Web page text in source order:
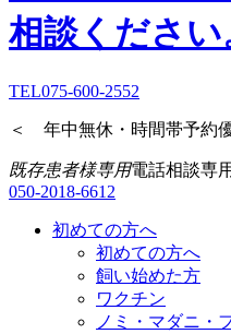
TEL075-600-2552
＜ 年中無休・時間帯予約
既存患者様専用電話相談専
050-2018-6612
初めての方へ
初めての方へ
飼い始めた方
ワクチン
ノミ・マダニ・